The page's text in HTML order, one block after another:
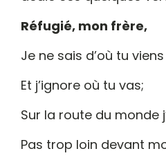
Réfugié, mon frère,
Je ne sais d’où tu viens
Et j’ignore où tu vas;
Sur la route du monde
Pas trop loin devant